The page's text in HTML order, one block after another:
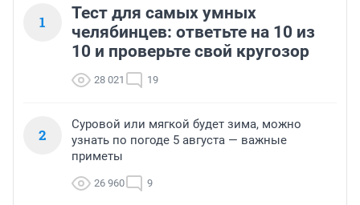
1
Тест для самых умных
челябинцев: ответьте на 10 из
10 и проверьте свой кругозор
28 021 19
2
Суровой или мягкой будет зима, можно
узнать по погоде 5 августа — важные
приметы
26 960 9